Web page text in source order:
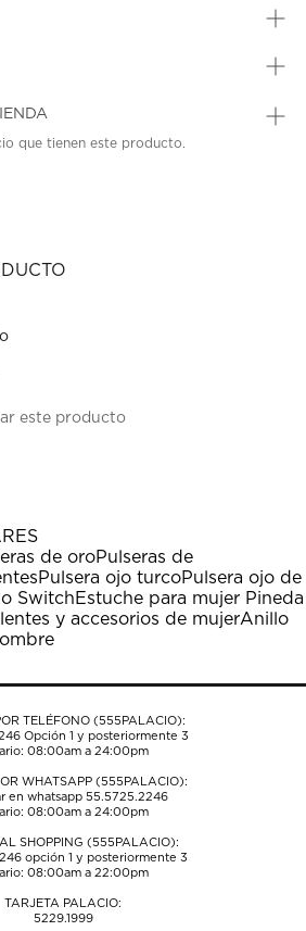
que tienen este producto.
este producto
de oroPulseras de
Pulsera ojo turcoPulsera ojo de
SwitchEstuche para mujer Pineda
y accesorios de mujerAnillo
TELÉFONO (555PALACIO):
Opción 1 y posteriormente 3
08:00am a 24:00pm
WHATSAPP (555PALACIO):
en whatsapp 55.5725.2246
08:00am a 24:00pm
SHOPPING (555PALACIO):
opción 1 y posteriormente 3
08:00am a 22:00pm
TARJETA PALACIO:
5229.1999